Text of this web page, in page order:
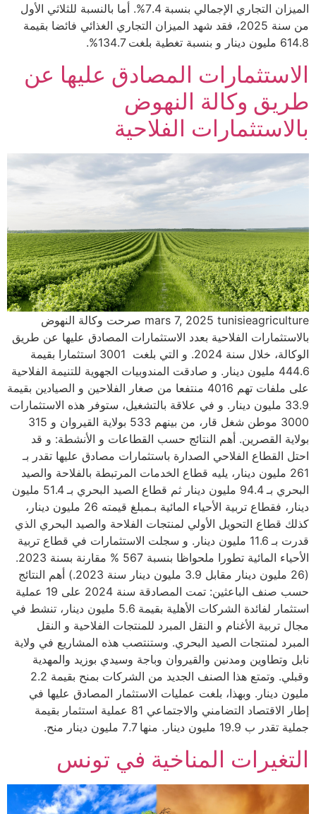
الميزان التجاري الإجمالي بنسبة 7.4%. أما بالنسبة للثلاثي الأول
من سنة 2025، فقد شهد الميزان التجاري الغذائي فائضا بقيمة
614.8 مليون دينار و بنسبة تغطية بلغت 134.7%.
الاستثمارات المصادق عليها عن
طريق وكالة النهوض
بالاستثمارات الفلاحية
mars 7, 2025 tunisieagriculture صرحت وكالة النهوض
بالاستثمارات الفلاحية بعدد الاستثمارات المصادق عليها عن طريق
الوكالة، خلال سنة 2024. و التي بلغت 3001 استثمارا بقيمة
444.6 مليون دينار. و صادقت المندوبيات الجهوية للتنيمة الفلاحية
على ملفات تهم 4016 منتفعا من صغار الفلاحين و الصيادين بقيمة
33.9 مليون دينار. و في علاقة بالتشغيل، ستوفر هذه الاستثمارات
3000 موطن شغل قار، من بينهم 533 بولاية القيروان و 315
بولاية القصرين. أهم النتائج حسب القطاعات و الأنشطة: و قد
احتل القطاع الفلاحي الصدارة باستثمارات مصادق عليها تقدر بـ
261 مليون دينار، يليه قطاع الخدمات المرتبطة بالفلاحة والصيد
البحري بـ 94.4 مليون دينار ثم قطاع الصيد البحري بـ 51.4 مليون
دينار، فقطاع تربية الأحياء المائية بـمبلغ قيمته 26 مليون دينار،
كذلك قطاع التحويل الأولي لمنتجات الفلاحة والصيد البحري الذي
قدرت بـ 11.6 مليون دينار. و سجلت الاستثمارات في قطاع تربية
الأحياء المائية تطورا ملحواظا بنسبة 567 % مقارنة بسنة 2023.
(26 مليون دينار مقابل 3.9 مليون دينار سنة 2023.) أهم النتائج
حسب صنف الباعثين: تمت المصادقة سنة 2024 على 19 عملية
استثمار لفائدة الشركات الأهلية بقيمة 5.6 مليون دينار، تنشط في
مجال تربية الأغنام و النقل المبرد للمنتجات الفلاحية و النقل
المبرد لمنتجات الصيد البحري. وستنتصب هذه المشاريع في ولاية
نابل وتطاوين ومدنين والقيروان وباجة وسيدي بوزيد والمهدية
وقبلي. وتمتع هذا الصنف الجديد من الشركات بمنح بقيمة 2.2
مليون دينار. وبهذا، بلغت عمليات الاستثمار المصادق عليها في
إطار الاقتصاد التضامني والاجتماعي 81 عملية استثمار بقيمة
جملية تقدر ب 19.9 مليون دينار. منها 7.7 مليون دينار منح.
التغيرات المناخية في تونس